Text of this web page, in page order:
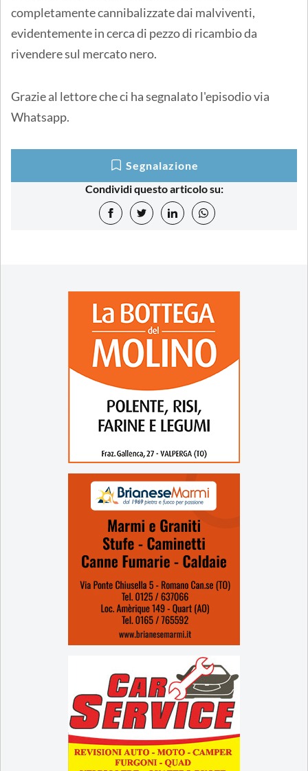
completamente cannibalizzate dai malviventi,
evidentemente in cerca di pezzo di ricambio da
rivendere sul mercato nero.
Grazie al lettore che ci ha segnalato l'episodio via
Whatsapp.
Segnalazione
Condividi questo articolo su: